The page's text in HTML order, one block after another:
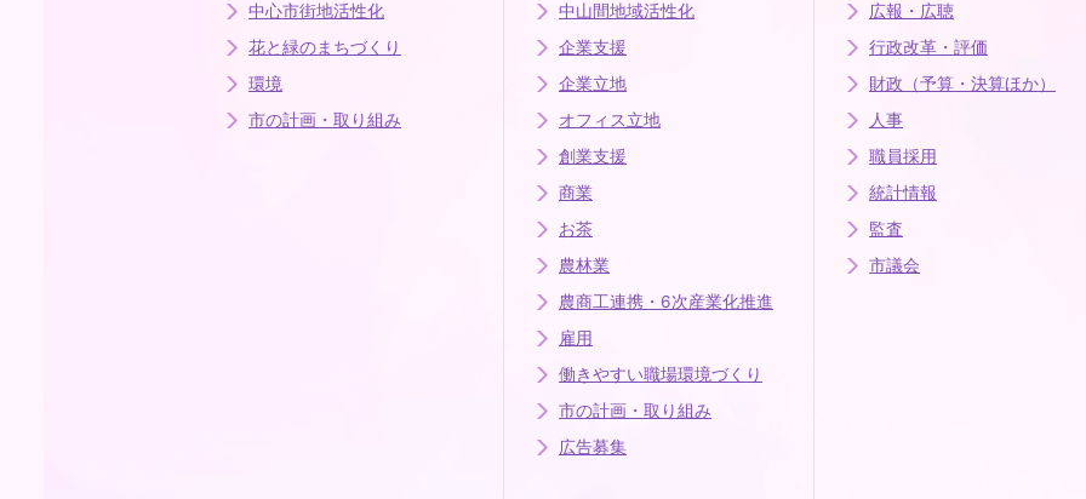
中心市街地活性化
花と緑のまちづくり
環境
市の計画・取り組み
中山間地域活性化
企業支援
企業立地
オフィス立地
創業支援
商業
お茶
農林業
農商工連携・6次産業化推進
雇用
働きやすい職場環境づくり
市の計画・取り組み
広告募集
広報・広聴
行政改革・評価
財政（予算・決算ほか）
人事
職員採用
統計情報
監査
市議会